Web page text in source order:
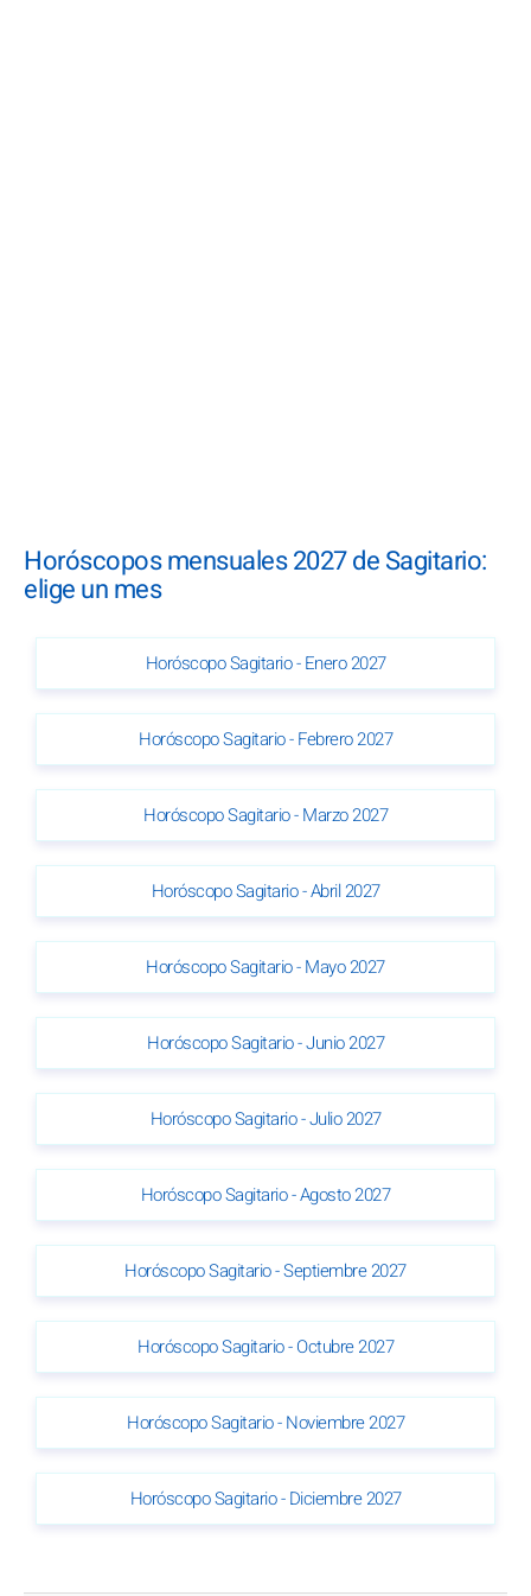
Horóscopos mensuales 2027 de Sagitario:
elige un mes
Horóscopo Sagitario - Enero 2027
Horóscopo Sagitario - Febrero 2027
Horóscopo Sagitario - Marzo 2027
Horóscopo Sagitario - Abril 2027
Horóscopo Sagitario - Mayo 2027
Horóscopo Sagitario - Junio 2027
Horóscopo Sagitario - Julio 2027
Horóscopo Sagitario - Agosto 2027
Horóscopo Sagitario - Septiembre 2027
Horóscopo Sagitario - Octubre 2027
Horóscopo Sagitario - Noviembre 2027
Horóscopo Sagitario - Diciembre 2027